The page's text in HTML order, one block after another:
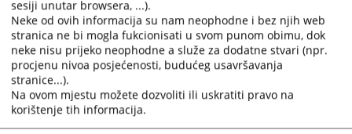
1470
sesiji unutar browsera, ...).
Neke od ovih informacija su nam neophodne i bez njih web
stranica ne bi mogla fukcionisati u svom punom obimu, dok
neke nisu prijeko neophodne a služe za dodatne stvari (npr.
procjenu nivoa posjećenosti, budućeg usavršavanja
stranice...).
Na ovom mjestu možete dozvoliti ili uskratiti pravo na
korištenje tih informacija.